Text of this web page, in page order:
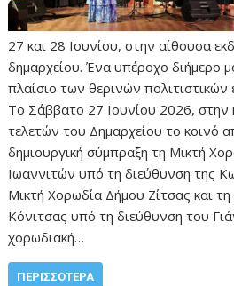
27 και 28 Ιουνίου, στην αίθουσα
δημαρχείου. Ένα υπέροχο διήμερο
πλαίσιο των θερινών
Το Σάββατο 27 Ιουνίου 2026, στην
τελετών του Δημαρχείου το κοινό
δημιουργική σύμπραξη τη Μικτή
Ιωαννιτών υπό τη διεύθυνση της
Μικτή Χορωδία Δήμου Ζίτσας και
Κόνιτσας υπό τη διεύθυνση του
χορωδιακή…
ΠΕΡΙΣΣΌΤΕΡΑ